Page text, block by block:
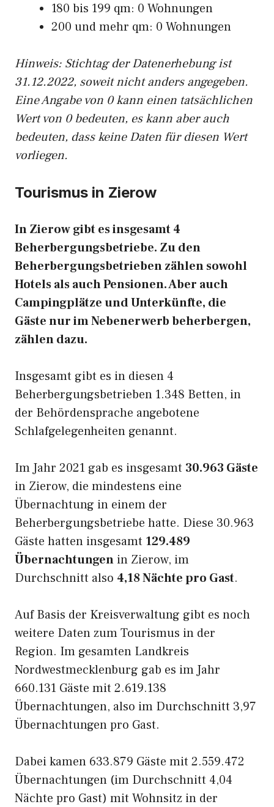
180 bis 199 qm: 0 Wohnungen
200 und mehr qm: 0 Wohnungen
Hinweis: Stichtag der Datenerhebung ist
31.12.2022, soweit nicht anders angegeben.
Eine Angabe von 0 kann einen tatsächlichen
Wert von 0 bedeuten, es kann aber auch
bedeuten, dass keine Daten für diesen Wert
vorliegen.
Tourismus in Zierow
In Zierow gibt es insgesamt 4
Beherbergungsbetriebe. Zu den
Beherbergungsbetrieben zählen sowohl
Hotels als auch Pensionen. Aber auch
Campingplätze und Unterkünfte, die
Gäste nur im Nebenerwerb beherbergen,
zählen dazu.
Insgesamt gibt es in diesen 4
Beherbergungsbetrieben 1.348 Betten, in
der Behördensprache angebotene
Schlafgelegenheiten genannt.
Im Jahr 2021 gab es insgesamt 30.963 Gäste
in Zierow, die mindestens eine
Übernachtung in einem der
Beherbergungsbetriebe hatte. Diese 30.963
Gäste hatten insgesamt 129.489
Übernachtungen in Zierow, im
Durchschnitt also 4,18 Nächte pro Gast.
Auf Basis der Kreisverwaltung gibt es noch
weitere Daten zum Tourismus in der
Region. Im gesamten Landkreis
Nordwestmecklenburg gab es im Jahr
660.131 Gäste mit 2.619.138
Übernachtungen, also im Durchschnitt 3,97
Übernachtungen pro Gast.
Dabei kamen 633.879 Gäste mit 2.559.472
Übernachtungen (im Durchschnitt 4,04
Nächte pro Gast) mit Wohnsitz in der